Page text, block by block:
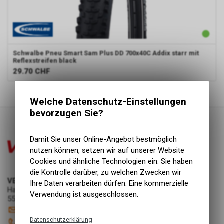
Schwalbe Pneu Smart Sam Plus DD 700x40C Addix starr mit
Reflexstreifen black
29.70 CHF
VELOIN Zweirad-Werkstatt
Hauptstrasse 11
5512 Wohlenschwil
Welche Datenschutz-Einstellungen
bevorzugen Sie?
Damit Sie unser Online-Angebot bestmöglich
nutzen können, setzen wir auf unserer Website
Cookies und ähnliche Technologien ein. Sie haben
die Kontrolle darüber, zu welchen Zwecken wir
Ihre Daten verarbeiten dürfen. Eine kommerzielle
Verwendung ist ausgeschlossen.
Datenschutzerklärung